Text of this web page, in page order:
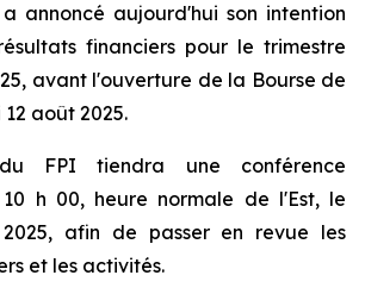
a annoncé aujourd'hui son intention
financiers pour le trimestre
avant l'ouverture de la Bourse de
août 2025.
FPI tiendra une conférence
h 00, heure normale de l'Est, le
afin de passer en revue les
et les activités.